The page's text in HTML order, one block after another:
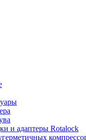
и адаптеры Rotalock